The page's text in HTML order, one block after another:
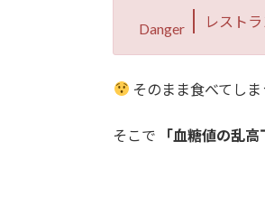
Danger レスト
そのまま食べてし
そこで 「血糖値の乱